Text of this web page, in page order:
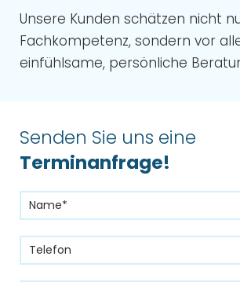
Unsere Kunden schätzen nicht
Fachkompetenz, sondern vor
einfühlsame, persönliche
Senden Sie uns eine
Terminanfrage!